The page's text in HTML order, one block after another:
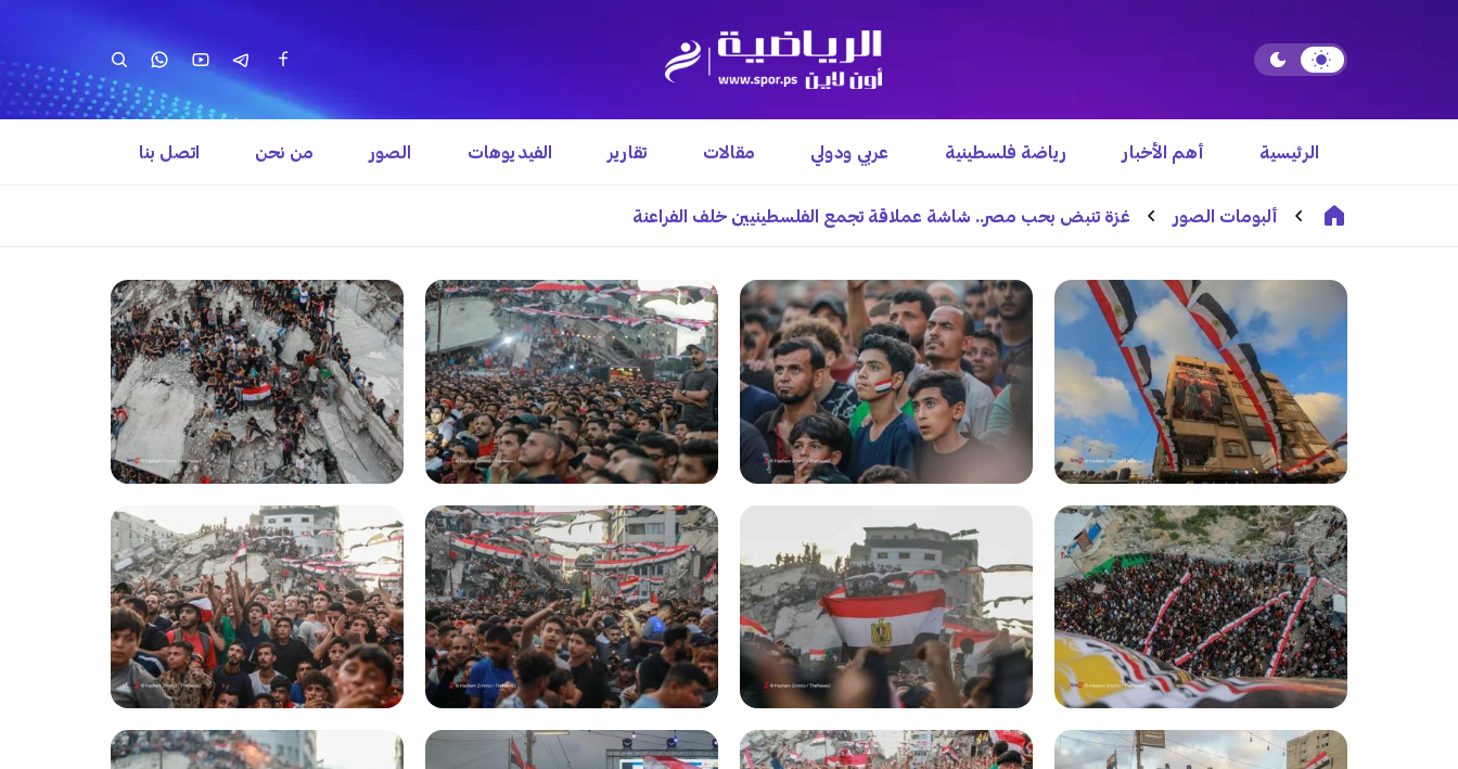
الرئيسية أهم الأخبار رياضة فلسطينية عربي ودولي مقالات تقارير الفيديوهات الصور من نحن اتصل بنا
ألبومات الصور غزة تنبض بحب مصر.. شاشة عملاقة تجمع الفلسطينيين خلف الفراعنة